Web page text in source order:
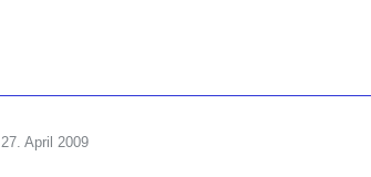
27. April 2009